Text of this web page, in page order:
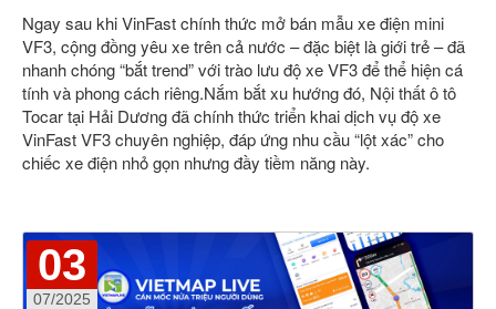
Ngay sau khi VinFast chính thức mở bán mẫu xe điện mini
VF3, cộng đồng yêu xe trên cả nước – đặc biệt là giới trẻ – đã
nhanh chóng “bắt trend” với trào lưu độ xe VF3 để thể hiện cá
tính và phong cách riêng.Nắm bắt xu hướng đó, Nội thất ô tô
Tocar tại Hải Dương đã chính thức triển khai dịch vụ độ xe
VinFast VF3 chuyên nghiệp, đáp ứng nhu cầu “lột xác” cho
chiếc xe điện nhỏ gọn nhưng đầy tiềm năng này.
03
07/2025